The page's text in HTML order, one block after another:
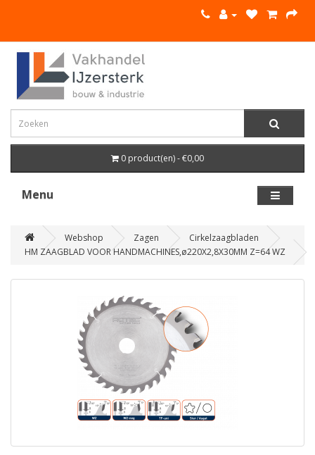
0 product(en) - €0,00
Menu
Webshop Zagen
Cirkelzaagbladen
HM ZAAGBLAD VOOR HANDMACHINES,ø220X2,8X30MM Z=64 WZ